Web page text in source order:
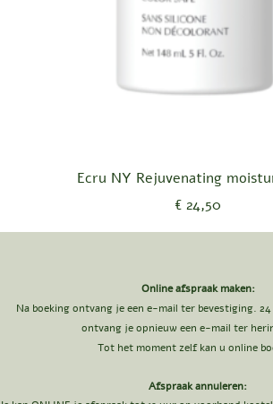
Snel overzicht
Ecru NY Rejuvenating
Prijs
€ 24,50
Online afspraak maken:
Na boeking ontvang je een e-mail ter bevestiging.
ontvang je opnieuw een e-mail ter
Tot het moment zelf kan u online
Afspraak annuleren: